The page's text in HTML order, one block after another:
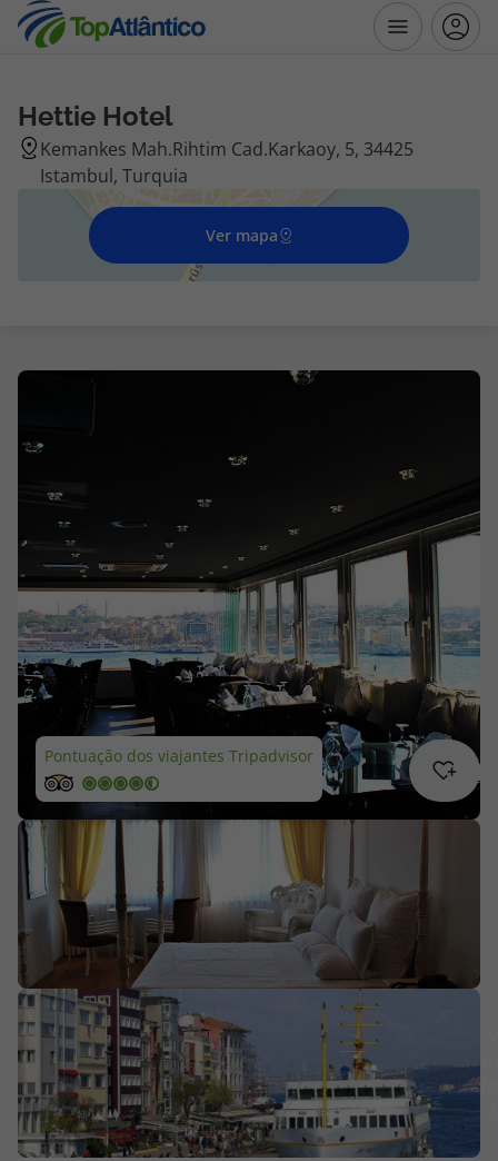
Destinos
Voos
Pacotes de Férias
Cruzeiros
Promoções
Especialistas
Cheque Viagem
Rede de Lojas
Blog TopViagens
Área de Cliente
Agências
Contactos
Apoio ao cliente em Portugal
Hettie Hotel
Kemankes Mah.Rihtim Cad.Karkaoy, 5, 34425
Istambul, Turquia
Ver mapa
Pontuação dos viajantes Tripadvisor